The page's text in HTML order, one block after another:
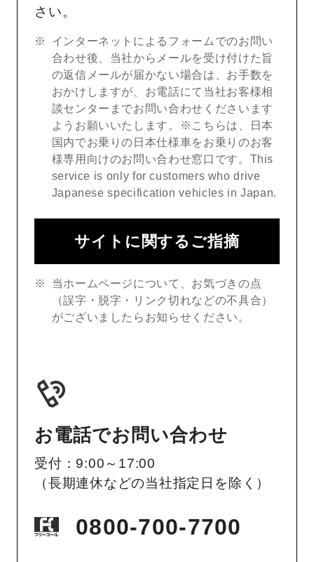
さい。
インターネットによるフォームでのお問い
合わせ後、当社からメールを受け付けた旨
の返信メールが届かない場合は、お手数を
おかけしますが、お電話にて当社お客様相
談センターまでお問い合わせくださいます
ようお願いいたします。※こちらは、日本
国内でお乗りの日本仕様車をお乗りのお客
様専用向けのお問い合わせ窓口です。This
service is only for customers who drive
Japanese specification vehicles in Japan.
サイトに関するご指摘
当ホームページについて、お気づきの点
（誤字・脱字・リンク切れなどの不具合）
がございましたらお知らせください。
お電話でお問い合わせ
受付：9:00～17:00
（長期連休などの当社指定日を除く）
0800-700-7700